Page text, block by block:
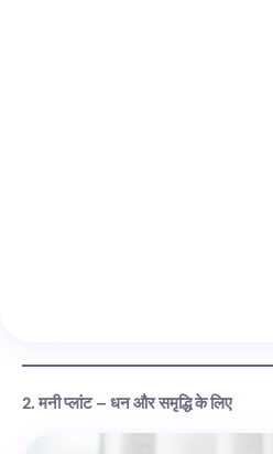
2. मनी प्लांट – धन और समृद्धि के लिए